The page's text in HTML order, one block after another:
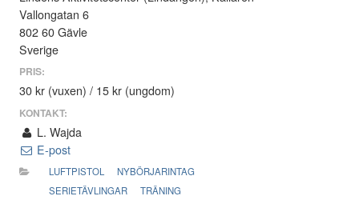
Vallongatan 6
802 60 Gävle
Sverige
PRIS:
30 kr (vuxen) / 15 kr (ungdom)
KONTAKT:
L. Wajda
E-post
LUFTPISTOL
NYBÖRJARINTAG
SERIETÄVLINGAR
TRÄNING